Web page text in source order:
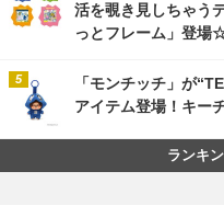
活を覗き見しちゃう
っとフレーム」登場
「モンチッチ」が
アイテム登場！キー
ランキ